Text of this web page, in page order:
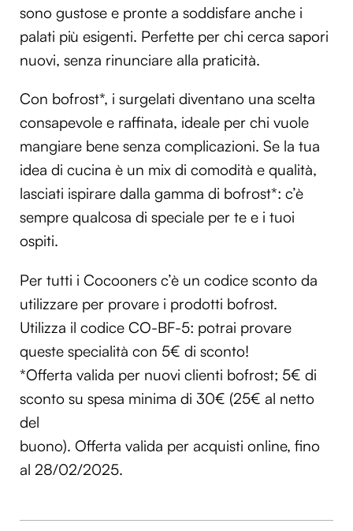
sono gustose e pronte a soddisfare anche i
palati più esigenti. Perfette per chi cerca sapori
nuovi, senza rinunciare alla praticità.
Con bofrost*, i surgelati diventano una scelta
consapevole e raffinata, ideale per chi vuole
mangiare bene senza complicazioni. Se la tua
idea di cucina è un mix di comodità e qualità,
lasciati ispirare dalla gamma di bofrost*: c’è
sempre qualcosa di speciale per te e i tuoi
ospiti.
Per tutti i Cocooners c’è un codice sconto da
utilizzare per provare i prodotti bofrost.
Utilizza il codice CO-BF-5: potrai provare
queste specialità con 5€ di sconto!
*Offerta valida per nuovi clienti bofrost; 5€ di
sconto su spesa minima di 30€ (25€ al netto
del
buono). Offerta valida per acquisti online, fino
al 28/02/2025.